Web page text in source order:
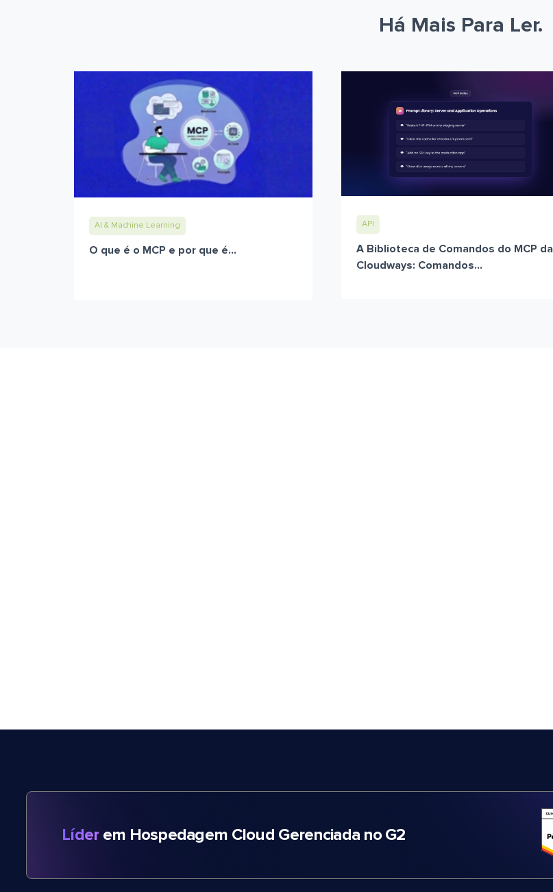
Há Mais Para Ler.
AI & Machine Learning
O que é o MCP e por que é...
API
A Biblioteca de Comandos do MCP da
Cloudways: Comandos...
Líder em Hospedagem Cloud Gerenciada no G2